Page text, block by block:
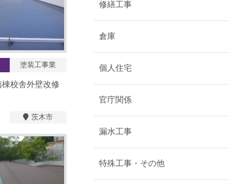
塗装工事業
校舎外壁改修
茨木市
修繕工事
倉庫
個人住宅
官庁関係
漏水工事
特殊工事・その他